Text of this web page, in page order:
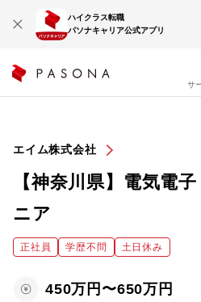
ハイクラス転職
パソナキャリア公式アプリ
サ
エイム株式会社
【神奈川県】電気電
ニア
正社員 学歴不問 土日休み
450万円〜650万円